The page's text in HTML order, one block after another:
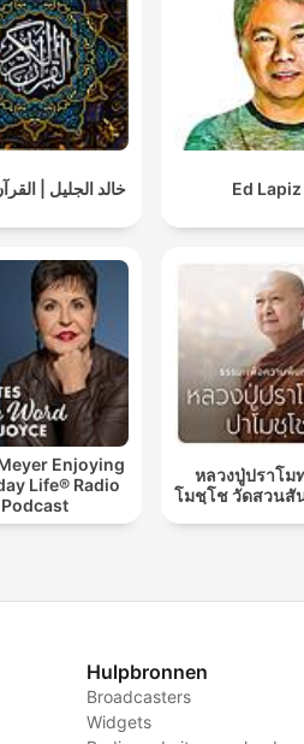
خالد الجليل | Ed Lapiz
Enjoying
Life® Radio
Podcast
หลวงปู่ปราโม
โมชฺโช วัดสวนสั
Hulpbronnen
Broadcasters
Widgets